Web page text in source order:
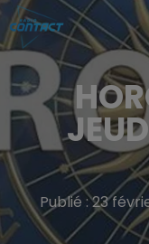
Publié : 23